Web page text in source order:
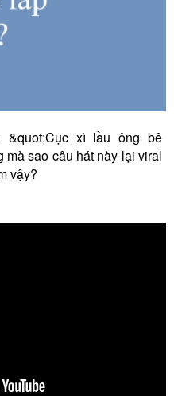
xì lầu ông bê
sao câu hát này lại viral
vậy?